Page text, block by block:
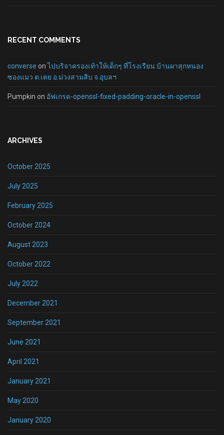
RECENT COMMENTS
converse onไปบริจาครองเท้าให้เด็กๆ ที่โรงเรียน บ้านผาสุกหนอง
ซองแมว ต.เตย อ.ม่วงสามสิบ จ.อุบลฯ
Pumpkin on อัฟเกรด-openssl-fixed-padding-oracle-in-openssl
ARCHIVES
October 2025
July 2025
February 2025
October 2024
August 2023
October 2022
July 2022
December 2021
September 2021
June 2021
April 2021
January 2021
May 2020
January 2020